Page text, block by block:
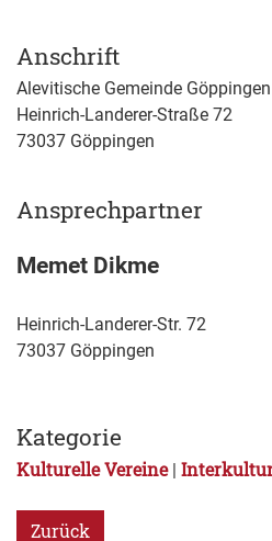
Anschrift
Alevitische Gemeinde
Heinrich-Landerer-Straße 72
73037 Göppingen
Ansprechpartner
Memet Dikme
Heinrich-Landerer-Str. 72
73037 Göppingen
Kategorie
Kulturelle Vereine|
Zurück